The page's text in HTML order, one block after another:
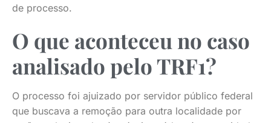
de processo.
O que aconteceu no caso
analisado pelo TRF1?
O processo foi ajuizado por servidor público federal
que buscava a remoção para outra localidade por